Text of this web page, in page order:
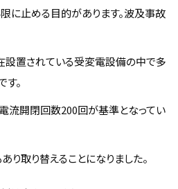
に止める目的があります。波及事故
設置されている受変電設備の中で多
。
流開閉回数200回が基準となってい
り取り替えることになりました。